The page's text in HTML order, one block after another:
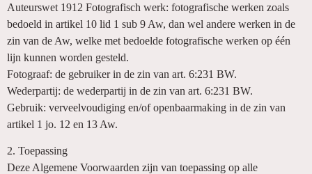
Auteurswet 1912 Fotografisch werk: fotografische werken zoals
bedoeld in artikel 10 lid 1 sub 9 Aw, dan wel andere werken in de
zin van de Aw, welke met bedoelde fotografische werken op één
lijn kunnen worden gesteld.
Fotograaf: de gebruiker in de zin van art. 6:231 BW.
Wederpartij: de wederpartij in de zin van art. 6:231 BW.
Gebruik: verveelvoudiging en/of openbaarmaking in de zin van
artikel 1 jo. 12 en 13 Aw.
2. Toepassing
Deze Algemene Voorwaarden zijn van toepassing op alle